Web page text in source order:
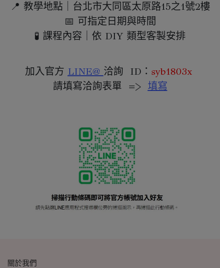
📍 教學地點｜台北市大同區太原路15之1號2樓
📅 可指定日期與時間
🧪 課程內容｜依 DIY 類型客製安排
加入官方 LINE@ 洽詢  ID： syb1803x
請填寫洽詢表單  => 填寫
關於我們